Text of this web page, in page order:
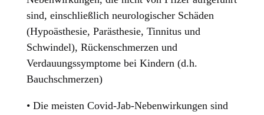
sind, einschließlich neurologischer Schäden
(Hypoästhesie, Parästhesie, Tinnitus und
Schwindel), Rückenschmerzen und
Verdauungssymptome bei Kindern (d.h.
Bauchschmerzen)
• Die meisten Covid-Jab-Nebenwirkungen sind